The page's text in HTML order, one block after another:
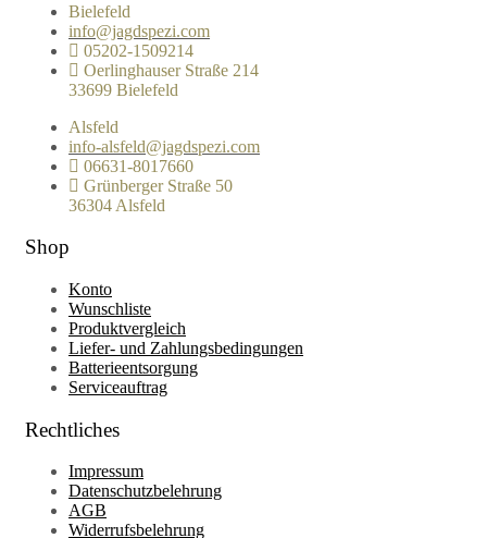
Bielefeld
info@jagdspezi.com
05202-1509214
Oerlinghauser Straße 214
33699 Bielefeld
Alsfeld
info-alsfeld@jagdspezi.com
06631-8017660
Grünberger Straße 50
36304 Alsfeld
Shop
Konto
Wunschliste
Produktvergleich
Liefer- und Zahlungsbedingungen
Batterieentsorgung
Serviceauftrag
Rechtliches
Impressum
Datenschutzbelehrung
AGB
Widerrufsbelehrung